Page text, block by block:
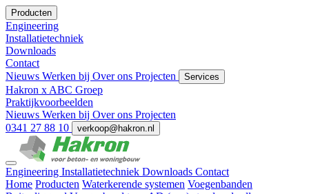
Producten
Engineering
Installatietechniek
Downloads
Contact
Nieuws Werken bij Over ons Projecten Services
Hakron x ABC Groep
Praktijkvoorbeelden
Nieuws Werken bij Over ons Projecten
0341 27 88 10
verkoop@hakron.nl
Engineering Installatietechniek Downloads Contact
Home Producten Waterkerende systemen Voegenbanden